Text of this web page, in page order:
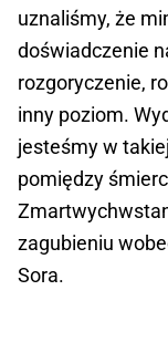
uznaliśmy, że
doświadczenie
rozgoryczenie,
inny poziom.
jesteśmy w
pomiędzy
zagubieniu
Sora.